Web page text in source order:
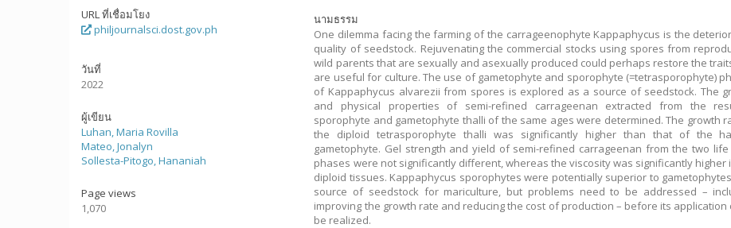
URL ที่เชื่อมโยง
philjournalsci.dost.gov.ph
วันที่
2022
ผู้เขียน
Luhan, Maria Rovilla
Mateo, Jonalyn
Sollesta-Pitogo, Hananiah
Page views
1,070
นามธรรม
One dilemma facing the farming of the carrageenophyte Kappaphycus is the
quality of seedstock. Rejuvenating the commercial stocks using spores from
wild parents that are sexually and asexually produced could perhaps restore the
are useful for culture. The use of gametophyte and sporophyte (=tetrasporophyte)
of Kappaphycus alvarezii from spores is explored as a source of seedstock. The
and physical properties of semi-refined carrageenan extracted from the
sporophyte and gametophyte thalli of the same ages were determined. The growth
the diploid tetrasporophyte thalli was significantly higher than that of the
gametophyte. Gel strength and yield of semi-refined carrageenan from the two life
phases were not significantly different, whereas the viscosity was significantly higher
diploid tissues. Kappaphycus sporophytes were potentially superior to
source of seedstock for mariculture, but problems need to be addressed –
improving the growth rate and reducing the cost of production – before its application
be realized.